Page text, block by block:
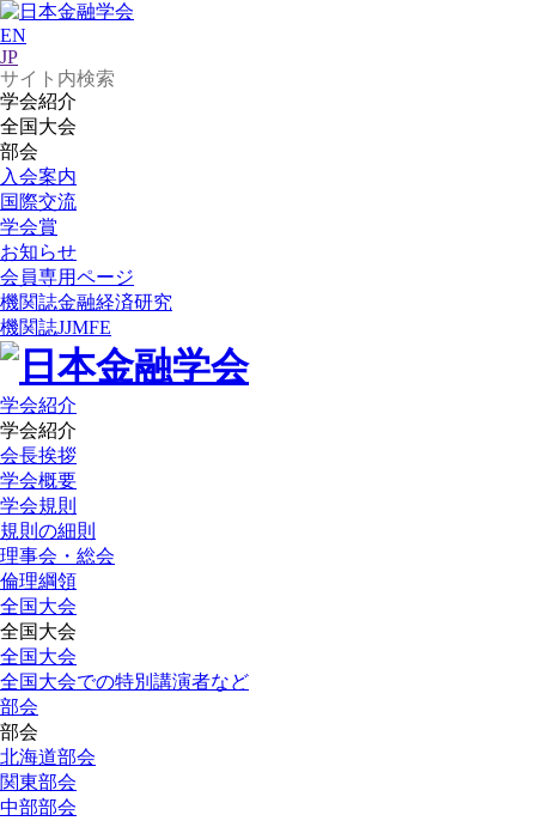
EN
JP
学会紹介
全国大会
部会
入会案内
国際交流
学会賞
お知らせ
会員専用ページ
機関誌金融経済研究
機関誌JJMFE
学会紹介
学会紹介
会長挨拶
学会概要
学会規則
規則の細則
理事会・総会
倫理綱領
全国大会
全国大会
全国大会
全国大会での特別講演者など
部会
部会
北海道部会
関東部会
中部部会